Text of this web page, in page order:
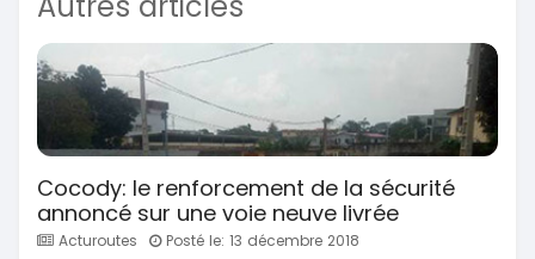
Cocody: le renforcement de la sécurité
annoncé sur une voie neuve livrée
Acturoutes Posté le: 13 décembre 2018